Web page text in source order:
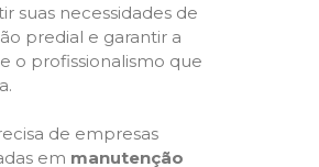
suas necessidades de
predial e garantir a
o profissionalismo que
de empresas
em manutenção